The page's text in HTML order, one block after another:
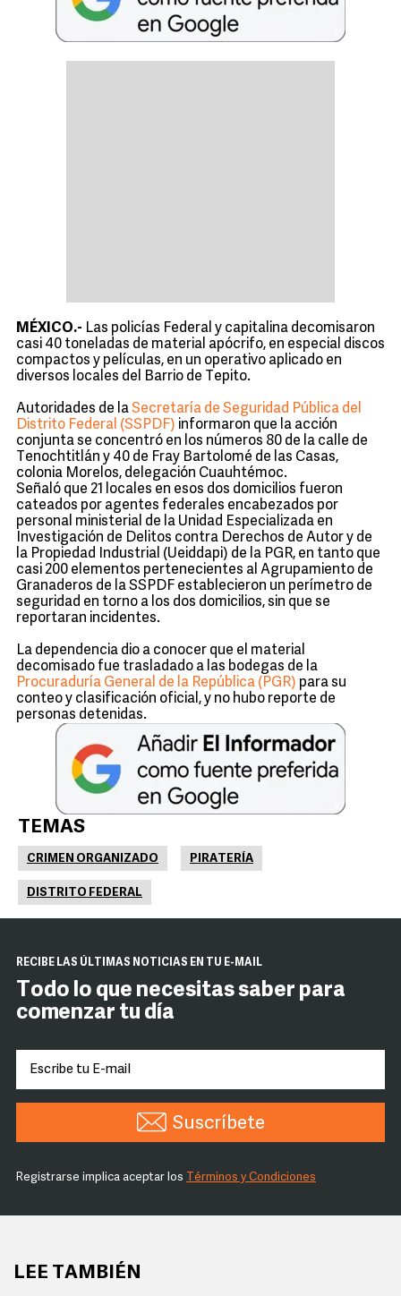
MÉXICO.- Las policías Federal y capitalina decomisaron
casi 40 toneladas de material apócrifo, en especial discos
compactos y películas, en un operativo aplicado en
diversos locales del Barrio de Tepito.
Autoridades de laSecretaría de Seguridad Pública del
Distrito Federal (SSPDF) informaron que la acción
conjunta se concentró en los números 80 de la calle de
Tenochtitlán y 40 de Fray Bartolomé de las Casas,
colonia Morelos, delegación Cuauhtémoc.
Señaló que 21 locales en esos dos domicilios fueron
cateados por agentes federales encabezados por
personal ministerial de la Unidad Especializada en
Investigación de Delitos contra Derechos de Autor y de
la Propiedad Industrial (Ueiddapi) de la PGR, en tanto que
casi 200 elementos pertenecientes al Agrupamiento de
Granaderos de la SSPDF establecieron un perímetro de
seguridad en torno a los dos domicilios, sin que se
reportaran incidentes.
La dependencia dio a conocer que el material
decomisado fue trasladado a las bodegas de la
Procuraduría General de la República (PGR) para su
conteo y clasificación oficial, y no hubo reporte de
personas detenidas.
TEMAS
CRIMEN ORGANIZADO PIRATERÍA
DISTRITO FEDERAL
RECIBE LAS ÚLTIMAS NOTICIAS EN TU E-MAIL
Todo lo que necesitas saber para
comenzar tu día
Suscríbete
Registrarse implica aceptar los Términos y Condiciones
LEE TAMBIÉN